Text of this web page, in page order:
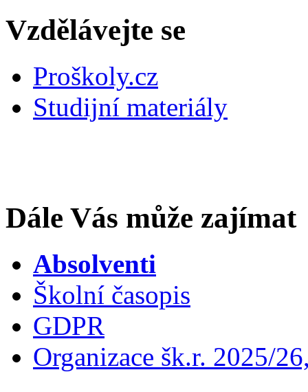
Vzdělávejte se
Proškoly.cz
Studijní materiály
Dále Vás může zajímat
Absolventi
Školní časopis
GDPR
Organizace šk.r. 2025/